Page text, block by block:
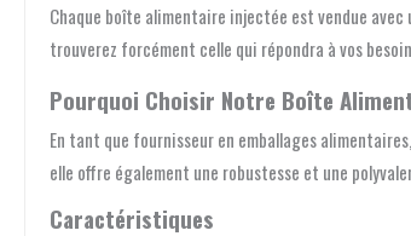
Chaque boîte alimentaire injectée est vendue
trouverez forcément celle qui répondra à vos
Pourquoi Choisir Notre Boîte
En tant que fournisseur en emballages
elle offre également une robustesse et une
Caractéristiques